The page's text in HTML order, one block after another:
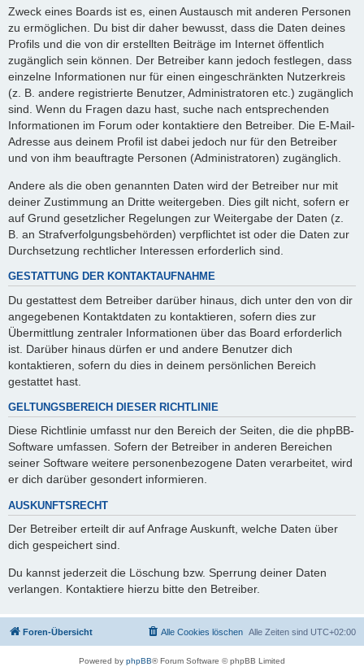
Zweck eines Boards ist es, einen Austausch mit anderen Personen
zu ermöglichen. Du bist dir daher bewusst, dass die Daten deines
Profils und die von dir erstellten Beiträge im Internet öffentlich
zugänglich sein können. Der Betreiber kann jedoch festlegen, dass
einzelne Informationen nur für einen eingeschränkten Nutzerkreis
(z. B. andere registrierte Benutzer, Administratoren etc.) zugänglich
sind. Wenn du Fragen dazu hast, suche nach entsprechenden
Informationen im Forum oder kontaktiere den Betreiber. Die E-Mail-
Adresse aus deinem Profil ist dabei jedoch nur für den Betreiber
und von ihm beauftragte Personen (Administratoren) zugänglich.
Andere als die oben genannten Daten wird der Betreiber nur mit
deiner Zustimmung an Dritte weitergeben. Dies gilt nicht, sofern er
auf Grund gesetzlicher Regelungen zur Weitergabe der Daten (z.
B. an Strafverfolgungsbehörden) verpflichtet ist oder die Daten zur
Durchsetzung rechtlicher Interessen erforderlich sind.
GESTATTUNG DER KONTAKTAUFNAHME
Du gestattest dem Betreiber darüber hinaus, dich unter den von dir
angegebenen Kontaktdaten zu kontaktieren, sofern dies zur
Übermittlung zentraler Informationen über das Board erforderlich
ist. Darüber hinaus dürfen er und andere Benutzer dich
kontaktieren, sofern du dies in deinem persönlichen Bereich
gestattet hast.
GELTUNGSBEREICH DIESER RICHTLINIE
Diese Richtlinie umfasst nur den Bereich der Seiten, die die phpBB-
Software umfassen. Sofern der Betreiber in anderen Bereichen
seiner Software weitere personenbezogene Daten verarbeitet, wird
er dich darüber gesondert informieren.
AUSKUNFTSRECHT
Der Betreiber erteilt dir auf Anfrage Auskunft, welche Daten über
dich gespeichert sind.
Du kannst jederzeit die Löschung bzw. Sperrung deiner Daten
verlangen. Kontaktiere hierzu bitte den Betreiber.
Foren-Übersicht Alle Zeiten sind UTC+02:00
Alle Cookies löschen
Powered by phpBB® Forum Software © phpBB Limited